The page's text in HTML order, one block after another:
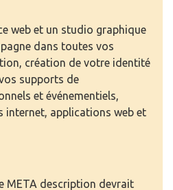
web et un studio graphique
dans toutes vos
création de votre identité
supports de
et événementiels,
internet, applications web et
META description devrait